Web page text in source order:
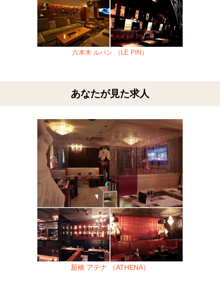
六本木 ルパン （LE PIN）
あなたが見た求人
新橋 アテナ （ATHENA）